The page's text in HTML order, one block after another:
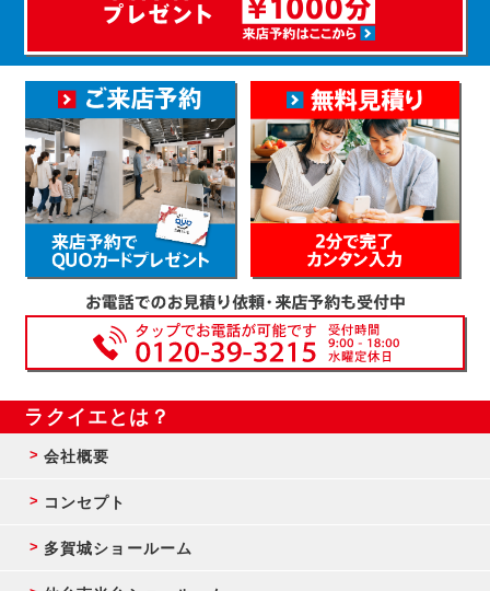
ラクイエとは？
会社概要
コンセプト
多賀城ショールーム